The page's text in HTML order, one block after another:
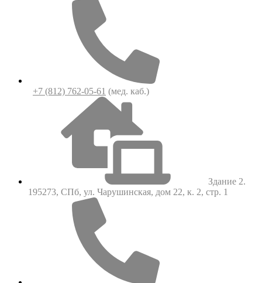
+7 (812) 762-05-61 (мед. каб.)
Здание 2.
195273, СПб, ул. Чарушинская, дом 22, к. 2, стр. 1